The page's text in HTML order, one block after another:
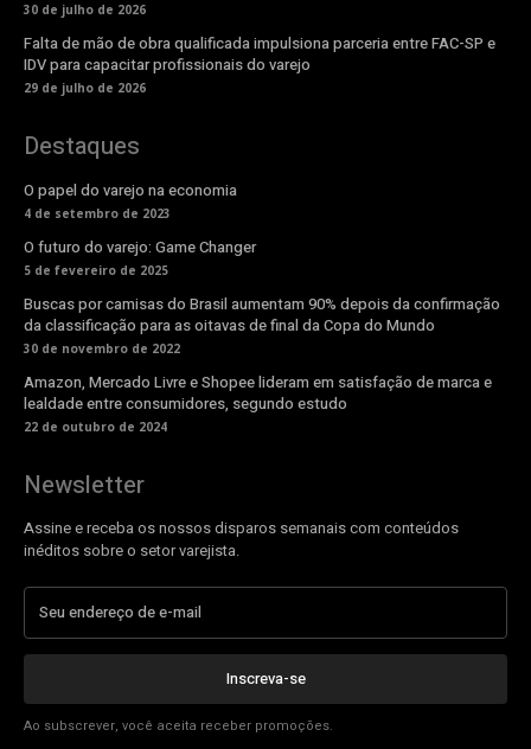
30 de julho de 2026
Falta de mão de obra qualificada impulsiona parceria entre FAC-SP e
IDV para capacitar profissionais do varejo
29 de julho de 2026
Destaques
O papel do varejo na economia
4 de setembro de 2023
O futuro do varejo: Game Changer
5 de fevereiro de 2025
Buscas por camisas do Brasil aumentam 90% depois da confirmação
da classificação para as oitavas de final da Copa do Mundo
30 de novembro de 2022
Amazon, Mercado Livre e Shopee lideram em satisfação de marca e
lealdade entre consumidores, segundo estudo
22 de outubro de 2024
Newsletter
Assine e receba os nossos disparos semanais com conteúdos
inéditos sobre o setor varejista.
Inscreva-se
Ao subscrever, você aceita receber promoções.